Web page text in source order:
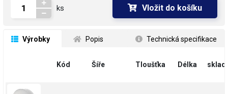
ks Vložit do košíku
Výrobky Popis Technická specifikace
Kód Šíře Tloušťka Délka sklad